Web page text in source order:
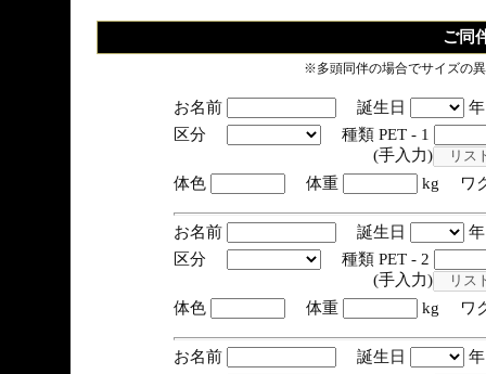
ご同
※多頭同伴の場合でサイズの
お名前 誕生日
区分
種類 PET - 1
(手入力)
体色
体重 kg ワ
お名前 誕生日
区分
種類 PET - 2
(手入力)
体色
体重 kg ワ
お名前 誕生日